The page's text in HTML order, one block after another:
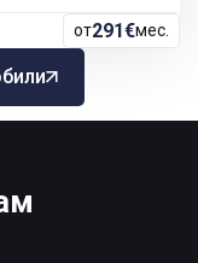
от291€мес.